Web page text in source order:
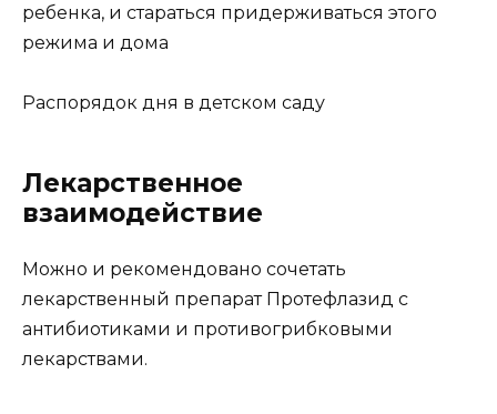
ребенка, и стараться придерживаться этого
режима и дома
Распорядок дня в детском саду
Лекарственное
взаимодействие
Можно и рекомендовано сочетать
лекарственный препарат Протефлазид с
антибиотиками и противогрибковыми
лекарствами.